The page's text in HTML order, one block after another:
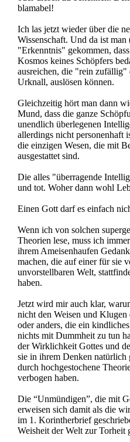
blamabel!
Ich las jetzt wieder über die
Wissenschaft. Und da ist
"Erkenntnis" gekommen,
Kosmos keines Schöpfers
ausreichen, die "rein
Urknall, auslösen können.
Gleichzeitig hört man dann
Mund, dass die ganze
unendlich überlegenen
allerdings nicht personenhaft
die einzigen Wesen, die mit
ausgestattet sind.
Die alles "überragende
und tot. Woher dann wohl
Einen Gott darf es einfach
Wenn ich von solchen
Theorien lese, muss ich
ihrem Ameisenhaufen
machen, die auf einer für sie
unvorstellbaren Welt,
haben.
Jetzt wird mir auch klar,
nicht den Weisen und
oder anders, die ein
nichts mit Dummheit zu tun
der Wirklichkeit Gottes und
sie in ihrem Denken natürlich
durch hochgestochene
verbogen haben.
Die “Unmündigen”, die mit
erweisen sich damit als die
im 1. Korintherbrief
Weisheit der Welt zur Torheit